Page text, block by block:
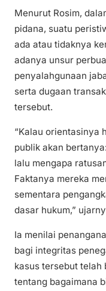
Menurut Rosim,
pidana, suatu
ada atau tidaknya
adanya unsur
penyalahgunaan
serta dugaan
tersebut.
“Kalau orientasinya
publik akan
lalu mengapa
Faktanya mereka
sementara
dasar hukum,”
Ia menilai
bagi integritas
kasus tersebut telah
tentang bagaimana